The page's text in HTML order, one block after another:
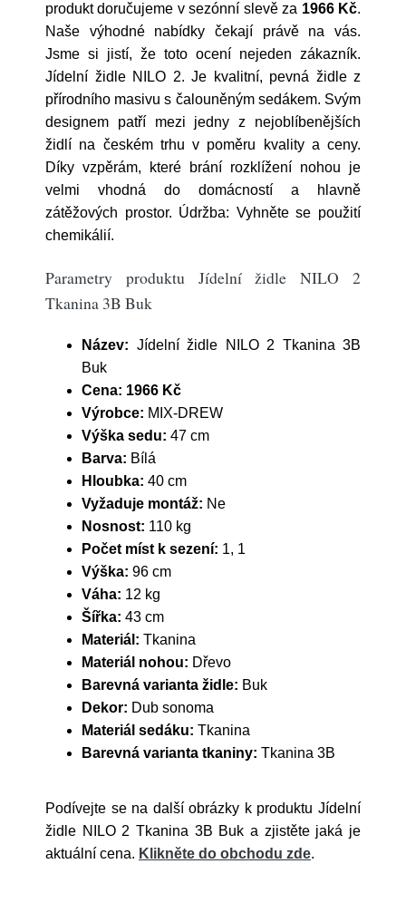
produkt doručujeme v sezónní slevě za 1966 Kč.
Naše výhodné nabídky čekají právě na vás.
Jsme si jistí, že toto ocení nejeden zákazník.
Jídelní židle NILO 2. Je kvalitní, pevná židle z
přírodního masivu s čalouněným sedákem. Svým
designem patří mezi jedny z nejoblíbenějších
židlí na českém trhu v poměru kvality a ceny.
Díky vzpěrám, které brání rozklížení nohou je
velmi vhodná do domácností a hlavně
zátěžových prostor. Údržba: Vyhněte se použití
chemikálií.
Parametry produktu Jídelní židle NILO 2
Tkanina 3B Buk
Název: Jídelní židle NILO 2 Tkanina 3B
Buk
Cena: 1966 Kč
Výrobce: MIX-DREW
Výška sedu: 47 cm
Barva: Bílá
Hloubka: 40 cm
Vyžaduje montáž: Ne
Nosnost: 110 kg
Počet míst k sezení: 1, 1
Výška: 96 cm
Váha: 12 kg
Šířka: 43 cm
Materiál: Tkanina
Materiál nohou: Dřevo
Barevná varianta židle: Buk
Dekor: Dub sonoma
Materiál sedáku: Tkanina
Barevná varianta tkaniny: Tkanina 3B
Podívejte se na další obrázky k produktu Jídelní
židle NILO 2 Tkanina 3B Buk a zjistěte jaká je
aktuální cena. Klikněte do obchodu zde.